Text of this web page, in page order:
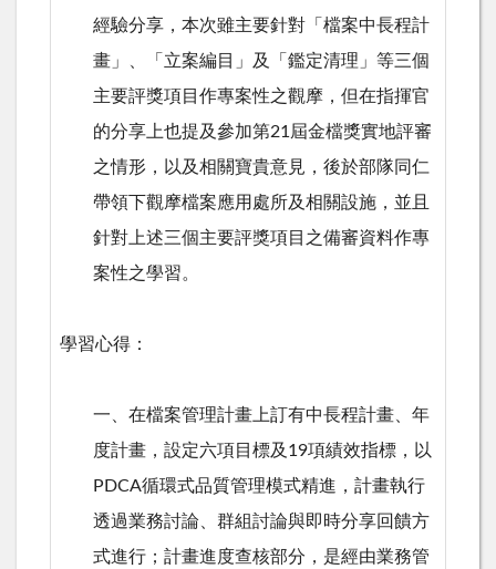
經驗分享，本次雖主要針對「檔案中長程計
畫」、「立案編目」及「鑑定清理」等三個
主要評獎項目作專案性之觀摩，但在指揮官
的分享上也提及參加第21 屆金檔獎實地評審
之情形，以及相關寶貴意見，後於部隊同仁
帶領下觀摩檔案應用處所及相關設施，並且
針對上述三個主要評獎項目之備審資料作專
案性之學習。
學習心得：
一、在檔案管理計畫上訂有中長程計畫、年
度計畫，設定六項目標及 19項績效指標，以
PDCA循環式品質管理模式精進，計畫執行
透過業務討論、群組討論與即時分享回饋方
式進行；計畫進度查核部分，是經由業務管